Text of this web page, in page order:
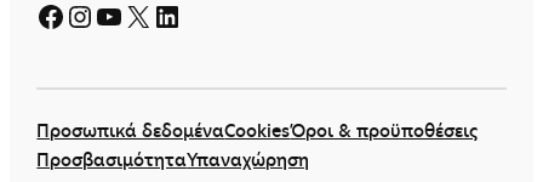
Facebook
Instagram
YouTube
X Linkedin
Προσωπικά δεδομέναCookiesΌροι & προϋποθέσεις
ΠροσβασιμότηταΥπαναχώρηση